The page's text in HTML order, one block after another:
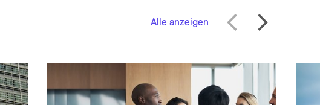
Alle anzeigen